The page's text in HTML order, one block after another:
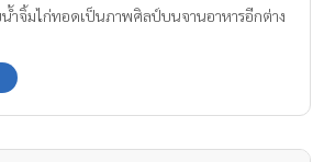
ำจิ้มไก่ทอดเป็นภาพศิลป์บนจานอาหารอีกต่าง